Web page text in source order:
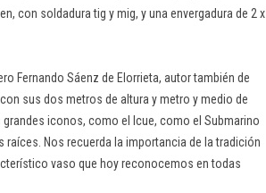
con soldadura tig y mig, y una envergadura de 2 x
Fernando Sáenz de Elorrieta, autor también de
sus dos metros de altura y metro y medio de
iconos, como el Icue, como el Submarino
Nos recuerda la importancia de la tradición
vaso que hoy reconocemos en todas